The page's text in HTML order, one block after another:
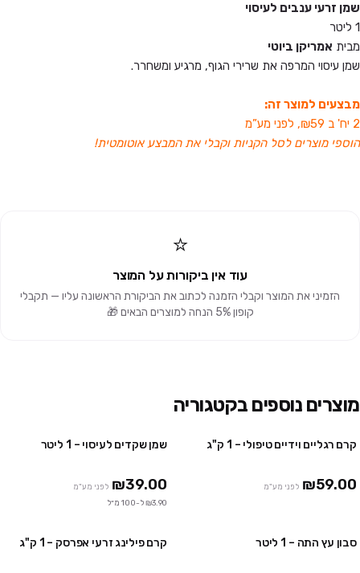
שמן זרעי ענבים לעיסוי
1 ליטר
מבית אמריקן ביוטי
שמן עיסוי המרפה את שרירי הגוף, מרגיע ומשחרר.
מבצעים למוצר זה:
2 יח' ב ₪59, לפני מע”מ
הוספי מוצרים לסל הקניות וקבלי את המבצע אוטומטית!
⭐
עוד אין ביקורות על המוצר
הזמיני את המוצר וקבלי הזמנה לכתוב את הביקורת הראשונה עליו — תקבלי
קופון 5% הנחה למוצרים הבאים 🎁
מוצרים נוספים בקטגוריה
קרם רגליים וידיים טיפולי – 1 ק"ג
₪59.00 לפני מע"מ
שמן שקדים לעיסוי – 1 ליטר
₪39.00 לפני מע"מ
₪3.90 ל-100 מ״ל
סבון עץ התה – 1 ליטר קרם פילינג זרעי אפרסק – 1 ק"ג